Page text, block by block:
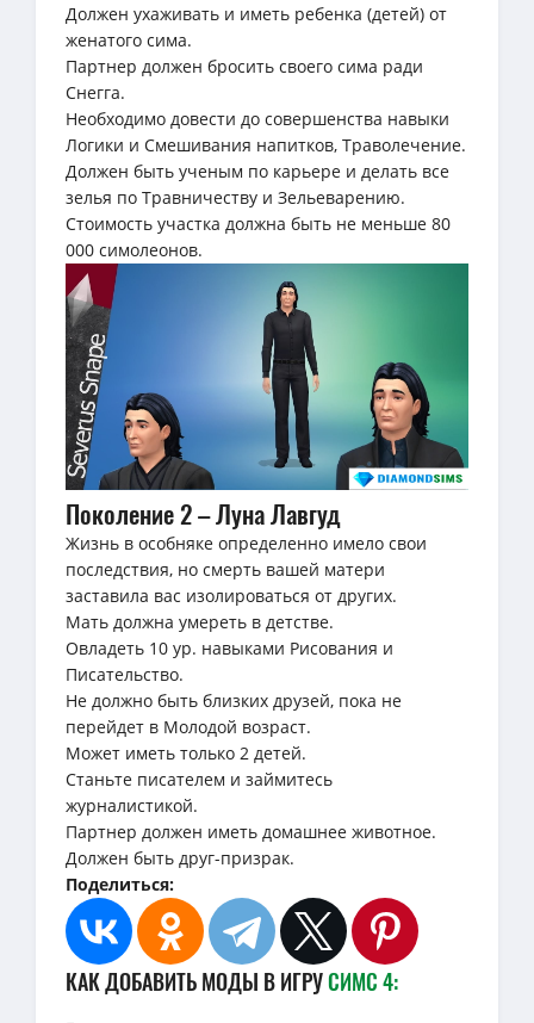
Должен ухаживать и иметь ребенка (детей) от
женатого сима.
Партнер должен бросить своего сима ради
Снегга.
Необходимо довести до совершенства навыки
Логики и Смешивания напитков, Траволечение.
Должен быть ученым по карьере и делать все
зелья по Травничеству и Зельеварению.
Стоимость участка должна быть не меньше 80
000 симолеонов.
Поколение 2 – Луна Лавгуд
Жизнь в особняке определенно имело свои
последствия, но смерть вашей матери
заставила вас изолироваться от других.
Мать должна умереть в детстве.
Овладеть 10 ур. навыками Рисования и
Писательство.
Не должно быть близких друзей, пока не
перейдет в Молодой возраст.
Может иметь только 2 детей.
Станьте писателем и займитесь
журналистикой.
Партнер должен иметь домашнее животное.
Должен быть друг-призрак.
Поделиться:
КАК ДОБАВИТЬ МОДЫ В ИГРУСИМС 4: